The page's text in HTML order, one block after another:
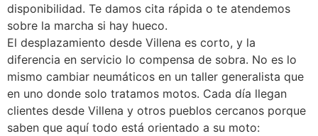
disponibilidad. Te damos cita rápida o te atendemos
sobre la marcha si hay hueco.
El desplazamiento desde Villena es corto, y la
diferencia en servicio lo compensa de sobra. No es lo
mismo cambiar neumáticos en un taller generalista que
en uno donde solo tratamos motos. Cada día llegan
clientes desde Villena y otros pueblos cercanos porque
saben que aquí todo está orientado a su moto: